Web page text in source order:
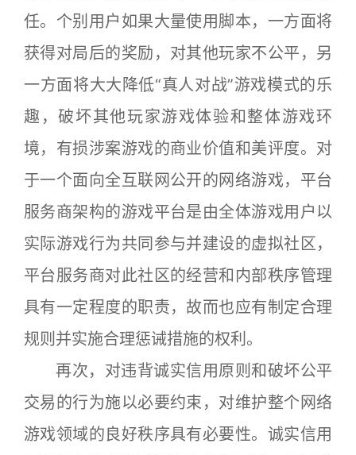
任。个别用户如果大量使用脚本，一方面将
获得对局后的奖励，对其他玩家不公平，另
一方面将大大降低“真人对战”游戏模式的乐
趣，破坏其他玩家游戏体验和整体游戏环
境，有损涉案游戏的商业价值和美评度。对
于一个面向全互联网公开的网络游戏，平台
服务商架构的游戏平台是由全体游戏用户以
实际游戏行为共同参与并建设的虚拟社区，
平台服务商对此社区的经营和内部秩序管理
具有一定程度的职责，故而也应有制定合理
规则并实施合理惩诫措施的权利。
再次，对违背诚实信用原则和破坏公平
交易的行为施以必要约束，对维护整个网络
游戏领域的良好秩序具有必要性。诚实信用